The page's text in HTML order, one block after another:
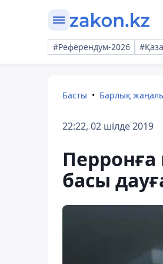
#Референдум-2026
Басты Барлық
22:22, 02 шілде 2019
Перронға
басы